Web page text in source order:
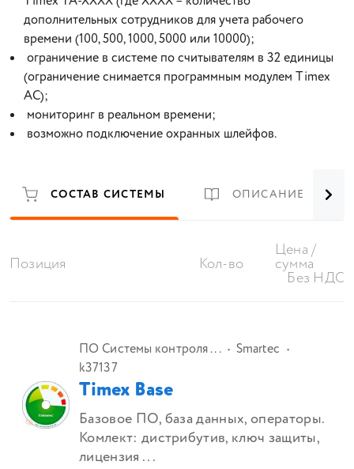
дополнительных сотрудников для учета рабочего
времени (100, 500, 1000, 5000 или 10000);
ограничение в системе по считывателям в 32 единицы
(ограничение снимается программным модулем Timex
AC);
мониторинг в реальном времени;
возможно подключение охранных шлейфов.
СОСТАВ СИСТЕМЫ ОПИСАНИЕ
Позиция Кол-во
Цена /
сумма
Без НДС
ПО Системы контроля ...
Smartec
k37137
Timex Base
Базовое ПО, база данных, операторы.
Комлект: дистрибутив, ключ защиты,
лицензия ...